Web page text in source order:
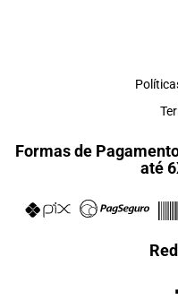
Formas de
até